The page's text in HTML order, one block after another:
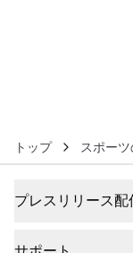
トップ スポー
プレスリリース配